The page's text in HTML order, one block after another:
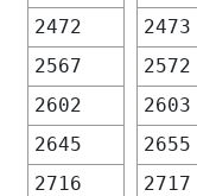
2472
2473
2567
2572
2602
2603
2645
2655
2716
2717